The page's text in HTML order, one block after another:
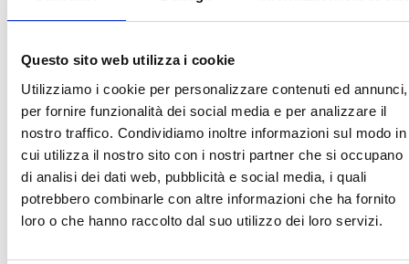
Questo sito web utilizza i cookie
Utilizziamo i cookie per personalizzare contenuti ed annunci,
per fornire funzionalità dei social media e per analizzare il
nostro traffico. Condividiamo inoltre informazioni sul modo in
cui utilizza il nostro sito con i nostri partner che si occupano
di analisi dei dati web, pubblicità e social media, i quali
potrebbero combinarle con altre informazioni che ha fornito
loro o che hanno raccolto dal suo utilizzo dei loro servizi.
Partecipazione gratuita,
prenotazione consigliata
da venerdì 20 a cena fino a
domenica 22 a pranzo